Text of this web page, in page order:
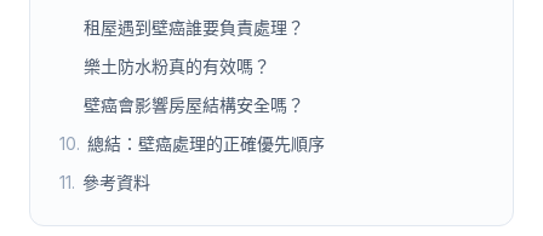
租屋遇到壁癌誰要負責處理？
樂土防水粉真的有效嗎？
壁癌會影響房屋結構安全嗎？
10. 總結：壁癌處理的正確優先順序
11. 參考資料